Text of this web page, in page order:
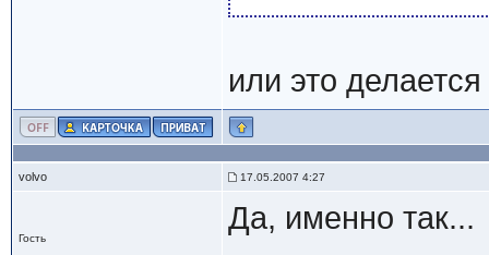
или это
volvo 17.05.2007 4:27
Гость
Да, именно так...